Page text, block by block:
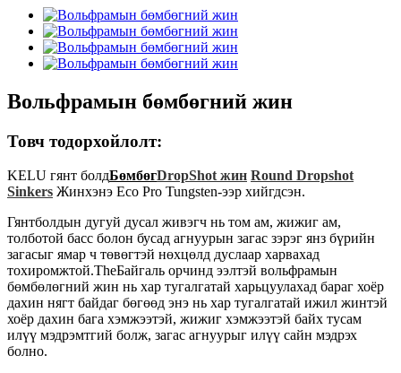
Вольфрамын бөмбөгний жин
Товч тодорхойлолт:
KELU гянт болдБөмбөгDropShot жин Round Dropshot
Sinkers Жинхэнэ Eco Pro Tungsten-ээр хийгдсэн.
Гянтболдын дугуй дусал живэгч нь том ам, жижиг ам,
толботой басс болон бусад агнуурын загас зэрэг янз бүрийн
загасыг ямар ч төвөгтэй нөхцөлд дуслаар харвахад
тохиромжтой.TheБайгаль орчинд ээлтэй вольфрамын
бөмбөлөгний жин нь хар тугалгатай харьцуулахад бараг хоёр
дахин нягт байдаг бөгөөд энэ нь хар тугалгатай ижил жинтэй
хоёр дахин бага хэмжээтэй, жижиг хэмжээтэй байх тусам
илүү мэдрэмтгий болж, загас агнуурыг илүү сайн мэдрэх
болно.